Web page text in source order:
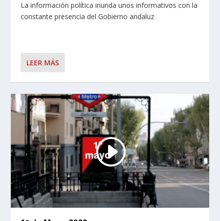
La información política inunda unos informativos con la
constante presencia del Gobierno andaluz
LEER MÁS